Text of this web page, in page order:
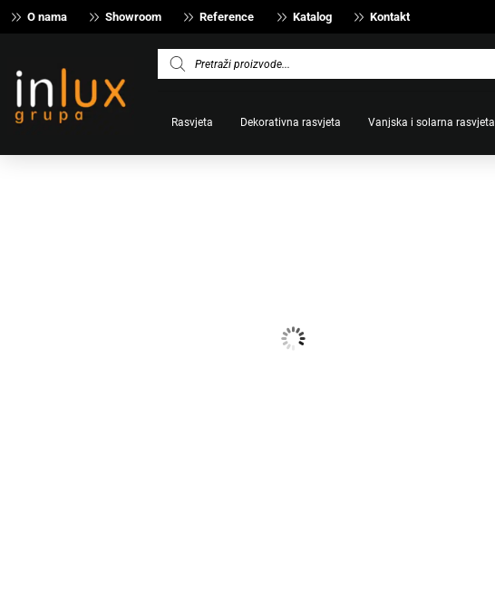
O nama Showroom Reference Katalog Kontakt
Products
search
Rasvjeta Dekorativna rasvjeta Vanjska i solarna rasvjeta